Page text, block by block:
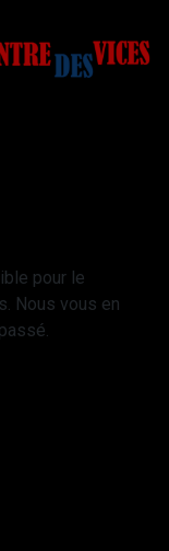
pour le
Nous vous en